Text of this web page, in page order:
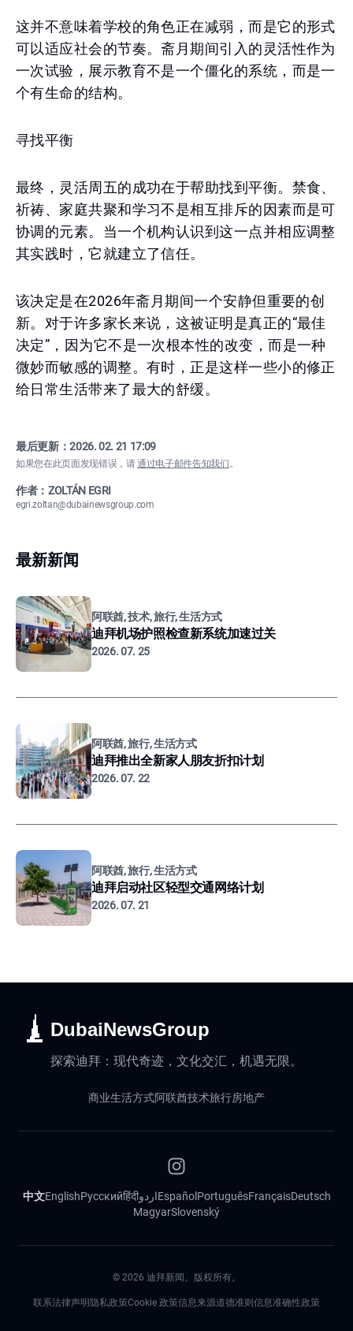
这并不意味着学校的角色正在减弱，而是它的形式
可以适应社会的节奏。斋月期间引入的灵活性作为
一次试验，展示教育不是一个僵化的系统，而是一
个有生命的结构。
寻找平衡
最终，灵活周五的成功在于帮助找到平衡。禁食、
祈祷、家庭共聚和学习不是相互排斥的因素而是可
协调的元素。当一个机构认识到这一点并相应调整
其实践时，它就建立了信任。
该决定是在2026年斋月期间一个安静但重要的创
新。对于许多家长来说，这被证明是真正的“最佳
决定”，因为它不是一次根本性的改变，而是一种
微妙而敏感的调整。有时，正是这样一些小的修正
给日常生活带来了最大的舒缓。
最后更新：2026. 02. 21 17:09
如果您在此页面发现错误，请通过电子邮件告知我们。
作者：ZOLTÁN EGRI
egri.zoltan@dubainewsgroup.com
最新新闻
阿联酋, 技术, 旅行, 生活方式
迪拜机场护照检查新系统加速过关
2026. 07. 25
阿联酋, 旅行, 生活方式
迪拜推出全新家人朋友折扣计划
2026. 07. 22
阿联酋, 旅行, 生活方式
迪拜启动社区轻型交通网络计划
2026. 07. 21
DubaiNewsGroup
探索迪拜：现代奇迹，文化交汇，机遇无限。
商业生活方式阿联酋技术旅行房地产
中文EnglishРусскийहिंदीاردوEspañol PortuguêsFrançaisDeutsch
MagyarSlovenský
© 2026 迪拜新闻。版权所有。
联系法律声明 隐私政策Cookie 政策信息来源道德准则 信息准确性政策